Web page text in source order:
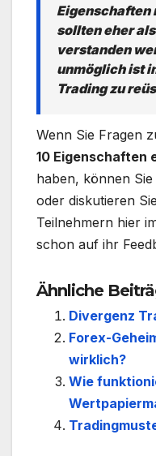
Eigenschaften
sollten eher
verstanden
unmöglich ist
Trading zu
Wenn Sie Fragen
10 Eigenschaften
haben, können
oder diskutieren
Teilnehmern hier
schon auf ihr
Ähnliche
Divergenz
Forex-
wirklich?
Wie